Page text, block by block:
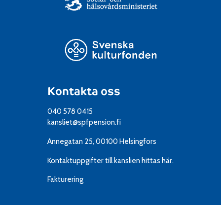
Kontakta oss
040 578 0415
kansliet@spfpension.fi
Annegatan 25, 00100 Helsingfors
Kontaktuppgifter till kanslienhittas här.
Fakturering